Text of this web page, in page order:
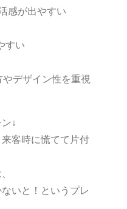
感が出やすい
すい
デザイン性を重視
↓
客時に慌てて片付
いと！というプレ